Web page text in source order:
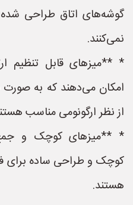
گوشه‌های اتاق طراحی
نمی‌کنند.
* **میزهای قابل تنظیم
امکان می‌دهند که به صورت
از نظر ارگونومی مناسب
* **میزهای کوچک و
کوچک و طراحی ساده برای
هستند.